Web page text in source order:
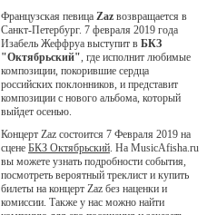
Французская певица Zaz возвращается в
Санкт-Петербург. 7 февраля 2019 года
Изабель Жеффруа выступит в БКЗ
"Октябрьский", где исполнит любимые
композиции, покорившие сердца
российских поклонников, и представит
композиции с нового альбома, который
выйдет осенью.
Концерт Zaz состоится 7 Февраля 2019 на
сцене БКЗ Октябрьский. На MusicAfisha.ru
вы можете узнать подробности события,
посмотреть вероятный треклист и купить
билеты на концерт Zaz без наценки и
комиссии. Также у нас можно найти